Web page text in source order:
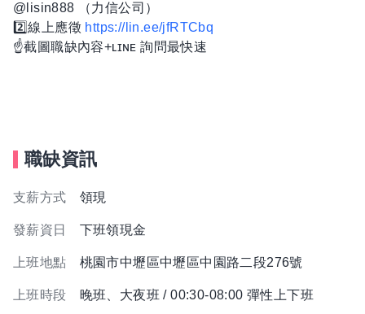
@lisin888 （力信公司）
2️⃣線上應徵 https://lin.ee/jfRTCbq
☝️截圖職缺內容+ʟɪɴᴇ 詢問最快速
職缺資訊
支薪方式 領現
發薪資日 下班領現金
上班地點 桃園市中壢區中壢區中園路二段276號
上班時段 晚班、大夜班 / 00:30-08:00 彈性上下班